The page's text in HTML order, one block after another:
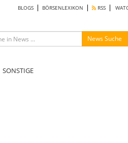
BLOGS BÖRSENLEXIKON RSS
News Suche
SONSTIGE